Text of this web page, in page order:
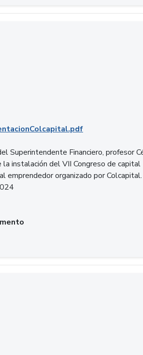
Superintendente Financiero, profesor
la instalación del VII Congreso de capital
emprendedor organizado por